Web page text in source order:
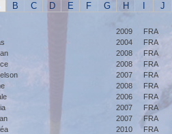
B C D E F G H J
2009 FRA
2004 FRA
2008 FRA
2008 FRA
2007 FRA
2008 FRA
2006 FRA
2007 FRA
2007 FRA
2010 FRA